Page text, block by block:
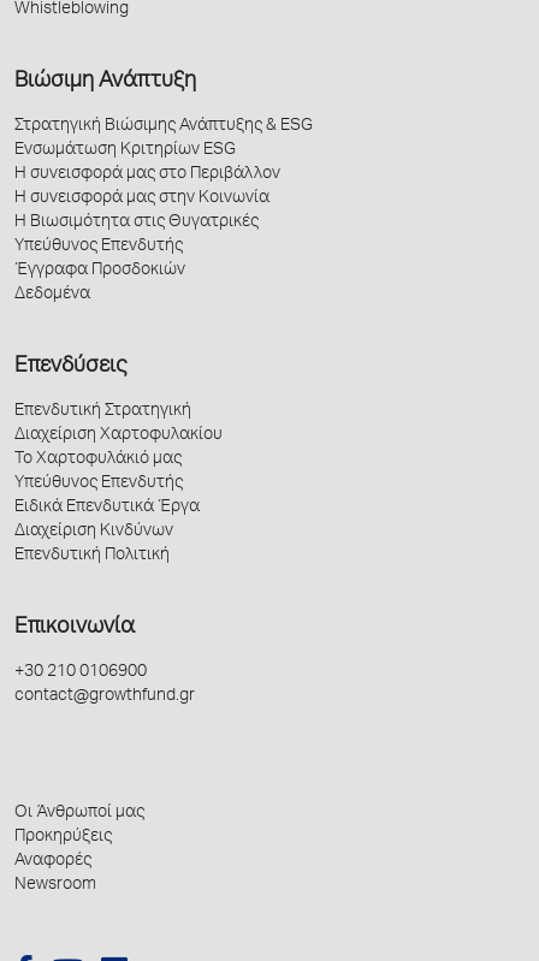
Whistleblowing
Βιώσιμη Ανάπτυξη
Στρατηγική Βιώσιμης Ανάπτυξης & ESG
Ενσωμάτωση Κριτηρίων ESG
Η συνεισφορά μας στο Περιβάλλον
Η συνεισφορά μας στην Κοινωνία
Η Βιωσιμότητα στις Θυγατρικές
Υπεύθυνος Επενδυτής
Έγγραφα Προσδοκιών
Δεδομένα
Επενδύσεις
Επενδυτική Στρατηγική
Διαχείριση Χαρτοφυλακίου
Το Χαρτοφυλάκιό μας
Υπεύθυνος Επενδυτής
Ειδικά Επενδυτικά Έργα
Διαχείριση Κινδύνων
Επενδυτική Πολιτική
Επικοινωνία
+30 210 0106900
contact@growthfund.gr
Οι Άνθρωποί μας
Προκηρύξεις
Αναφορές
Newsroom